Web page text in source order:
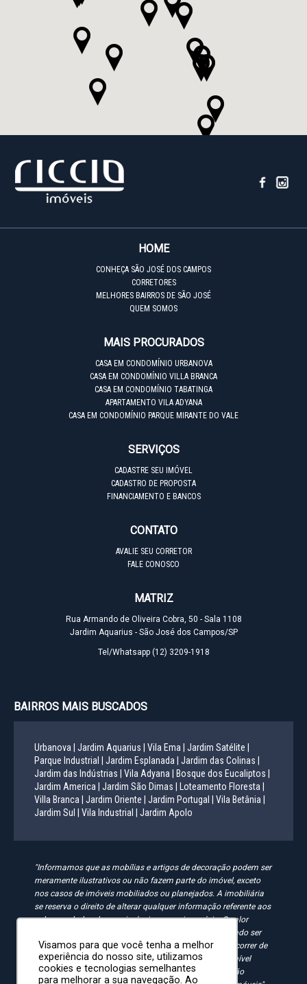
HOME
CONHEÇA SÃO JOSÉ DOS CAMPOS
CORRETORES
MELHORES BAIRROS DE SÃO JOSÉ
QUEM SOMOS
MAIS PROCURADOS
CASA EM CONDOMÍNIO URBANOVA
CASA EM CONDOMÍNIO VILLA BRANCA
CASA EM CONDOMÍNIO TABATINGA
APARTAMENTO VILA ADYANA
CASA EM CONDOMÍNIO PARQUE MIRANTE DO VALE
SERVIÇOS
CADASTRE SEU IMÓVEL
CADASTRO DE PROPOSTA
FINANCIAMENTO E BANCOS
CONTATO
AVALIE SEU CORRETOR
FALE CONOSCO
MATRIZ
Rua Armando de Oliveira Cobra, 50 - Sala 1108
Jardim Aquarius - São José dos Campos/SP
Tel/Whatsapp (12) 3209-1918
BAIRROS MAIS BUSCADOS
Urbanova | Jardim Aquarius | Vila Ema |
Jardim Satélite |
Parque Industrial |
Jardim Esplanada |
Jardim das Colinas |
Jardim das Indústrias |
Vila Adyana |
Bosque dos Eucaliptos |
Jardim America |
Jardim São Dimas |
Loteamento Floresta |
Villa Branca |
Jardim Oriente | Jardim Portugal |
Vila Betânia |
Jardim Sul |
Vila Industrial | Jardim Apolo
"Informamos que as mobílias e artigos de decoração podem ser
meramente ilustrativos ou não fazem parte do imóvel, exceto
nos casos de imóveis mobiliados ou planejados. A imobiliária
se reserva o direito de alterar qualquer informação referente aos
valores e dados de seus imóveis sem aviso prévio. O valor
anunciado do condomínio e IPTU é aproximado, podendo ser
maior, menor ou mesmo passível de alteração. Pode ocorrer de
algum imóvel anunciado no site não estar mais disponível
devido à rotatividade. As solicitações feitas pelo site não
Visamos para que você tenha a melhor
experiência do nosso site, utilizamos
cookies e tecnologias semelhantes
para melhorar a sua navegação. Ao